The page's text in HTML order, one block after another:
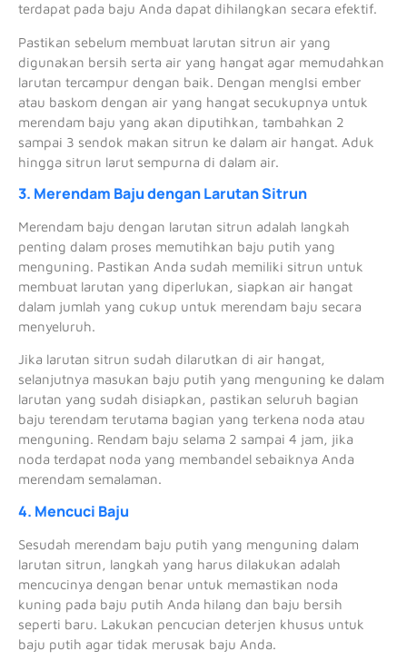
terdapat pada baju Anda dapat dihilangkan secara efektif.
Pastikan sebelum membuat larutan sitrun air yang
digunakan bersih serta air yang hangat agar memudahkan
larutan tercampur dengan baik. Dengan mengIsi ember
atau baskom dengan air yang hangat secukupnya untuk
merendam baju yang akan diputihkan, tambahkan 2
sampai 3 sendok makan sitrun ke dalam air hangat. Aduk
hingga sitrun larut sempurna di dalam air.
3. Merendam Baju dengan Larutan Sitrun
Merendam baju dengan larutan sitrun adalah langkah
penting dalam proses memutihkan baju putih yang
menguning. Pastikan Anda sudah memiliki sitrun untuk
membuat larutan yang diperlukan, siapkan air hangat
dalam jumlah yang cukup untuk merendam baju secara
menyeluruh.
Jika larutan sitrun sudah dilarutkan di air hangat,
selanjutnya masukan baju putih yang menguning ke dalam
larutan yang sudah disiapkan, pastikan seluruh bagian
baju terendam terutama bagian yang terkena noda atau
menguning. Rendam baju selama 2 sampai 4 jam, jika
noda terdapat noda yang membandel sebaiknya Anda
merendam semalaman.
4. Mencuci Baju
Sesudah merendam baju putih yang menguning dalam
larutan sitrun, langkah yang harus dilakukan adalah
mencucinya dengan benar untuk memastikan noda
kuning pada baju putih Anda hilang dan baju bersih
seperti baru. Lakukan pencucian deterjen khusus untuk
baju putih agar tidak merusak baju Anda.